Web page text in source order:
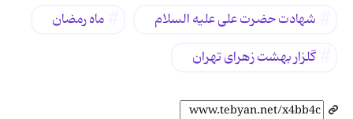
شهادت حضرت علی عليه السلام
ماه رمضان
گلزار بهشت زهرای تهران